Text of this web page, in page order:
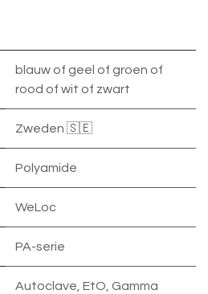
blauw of geel of groen of
rood of wit of zwart
Zweden 🇸🇪
Polyamide
WeLoc
PA-serie
Autoclave, EtO, Gamma